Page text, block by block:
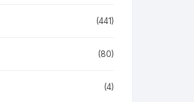
(441)
(80)
(4)